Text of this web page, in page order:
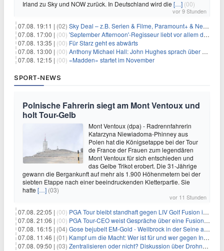
Irland zu Sky und NOW zurück. In Deutschland wird die […] (00)
vor 9 Stunden
07.08. 19:11 | (02) Sky Deal – z.B. Serien & Filme, Paramount+ & Netflix für 19,99€/Monat
07.08. 17:00 | (00) 'September Afternoon'-Regisseur liebt vor allem die 'Banalität' in seinen Filmen
07.08. 13:35 | (00) Für Starz geht es abwärts
07.08. 13:00 | (00) Anthony Michael Hall: John Hughes sprach über eine Fortsetzung von 'The Breakfast Club'
07.08. 12:15 | (00) «Madden» startet im November
SPORT-NEWS
Polnische Fahrerin siegt am Mont Ventoux und
holt Tour-Gelb
Mont Ventoux (dpa) - Radrennfahrerin
Katarzyna Niewiadoma-Phinney aus
Polen hat die Königsetappe bei der Tour
de France der Frauen zum legendären
Mont Ventoux für sich entschieden und
das Gelbe Trikot erobert. Die 31-Jährige
gewann die Bergankunft auf mehr als 1.900 Höhenmetern bei der
siebten Etappe nach einer beeindruckenden Kletterpartie. Sie
hatte […] (03)
vor 11 Stunden
07.08. 22:05 | (00) PGA Tour bleibt standhaft gegen LIV Golf Fusion in einem sich wandelnden Sportumfeld
07.08. 21:06 | (00) PGA Tour-CEO weist Gespräche über eine Fusion mit LIV Golf zurück und bekräftigt die Wettbewerbslandschaft
07.08. 16:15 | (04) Gose bejubelt EM-Gold - Wellbrock in der Seine ausgebremst
07.08. 11:46 | (01) Kampf um die Macht: Wer ist für und wer gegen Infantino?
07.08. 09:50 | (03) Zentralisieren oder nicht? Diskussion über Drohnenabwehr